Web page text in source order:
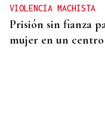
VIOLENCIA MACHISTA
Prisión sin fianza
mujer en un